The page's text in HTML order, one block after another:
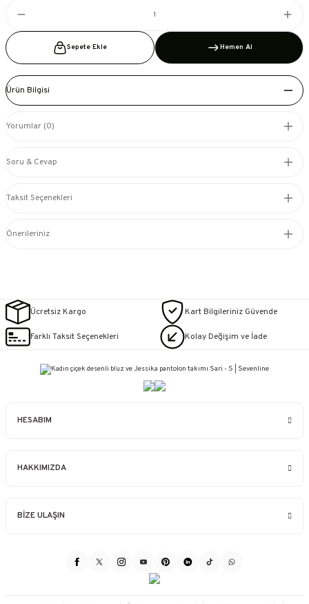
Sepete Ekle Hemen Al
Ürün Bilgisi
Yorumlar (0)
Soru & Cevap
Taksit Seçenekleri
Önerileriniz
Ücretsiz Kargo Kart Bilgileriniz Güvende
Farklı Taksit Seçenekleri Kolay Değişim ve İade
HESABIM
HAKKIMIZDA
BİZE ULAŞIN